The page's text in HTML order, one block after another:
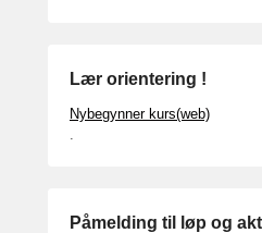
Lær orientering !
Nybegynner kurs(web)
.
Påmelding til løp og